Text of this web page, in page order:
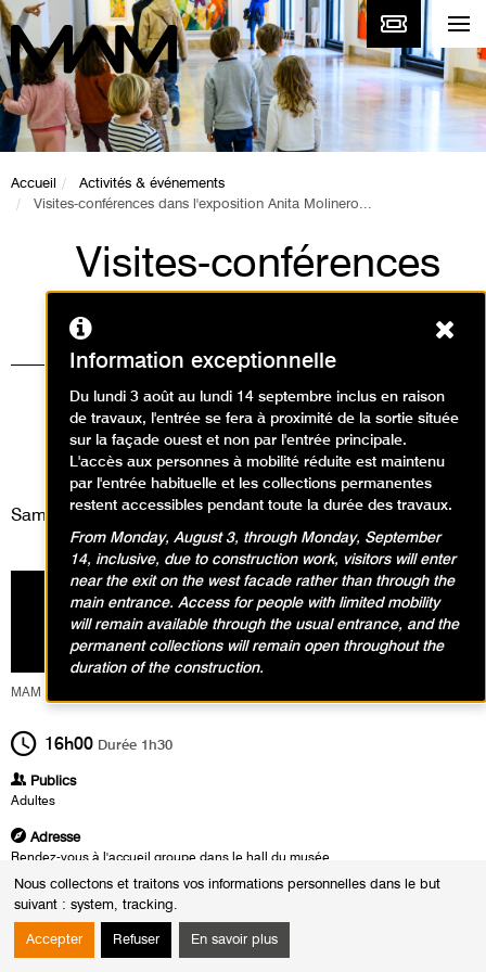
Nous collectons et traitons vos informations personnelles dans le but
suivant : system, tracking.
Accepter Refuser En savoir plus
Accueil
Activités & événements
Visites-conférences dans l'exposition Anita Molinero...
Visites-conférences
dans l'exposition
Anita Molinero
Extrudia
Visites / Visite d'exposition
temporaire
Samedi 7 mai 2022
MAM Service Culturel
16h00 Durée 1h30
Publics
Adultes
Adresse
Rendez-vous à l'accueil groupe dans le hall du musée
Vendredi 25 mars 2022
au :
Dimanche 24 juillet 2022
mardis de 14h30 à 16h00
Information exceptionnelle
Du lundi 3 août au lundi 14 septembre inclus en raison
de travaux, l'entrée se fera à proximité de la sortie située
sur la façade ouest et non par l'entrée principale.
L'accès aux personnes à mobilité réduite est maintenu
par l'entrée habituelle et les collections permanentes
restent accessibles pendant toute la durée des travaux.
From Monday, August 3, through Monday, September
14, inclusive, due to construction work, visitors will enter
near the exit on the west facade rather than through the
main entrance. Access for people with limited mobility
will remain available through the usual entrance, and the
permanent collections will remain open throughout the
duration of the construction.